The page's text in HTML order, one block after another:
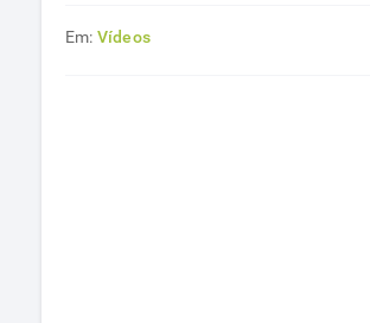
Em: Vídeos